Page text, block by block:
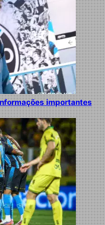
importantes